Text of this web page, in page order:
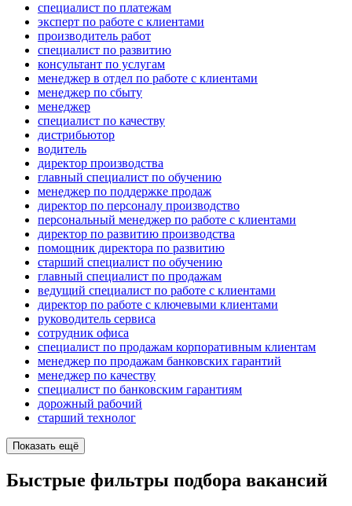
специалист по платежам
эксперт по работе с клиентами
производитель работ
специалист по развитию
консультант по услугам
менеджер в отдел по работе с клиентами
менеджер по сбыту
менеджер
специалист по качеству
дистрибьютор
водитель
директор производства
главный специалист по обучению
менеджер по поддержке продаж
директор по персоналу производство
персональный менеджер по работе с клиентами
директор по развитию производства
помощник директора по развитию
старший специалист по обучению
главный специалист по продажам
ведущий специалист по работе с клиентами
директор по работе с ключевыми клиентами
руководитель сервиса
сотрудник офиса
специалист по продажам корпоративным клиентам
менеджер по продажам банковских гарантий
менеджер по качеству
специалист по банковским гарантиям
дорожный рабочий
старший технолог
Показать ещё
Быстрые фильтры подбора вакансий